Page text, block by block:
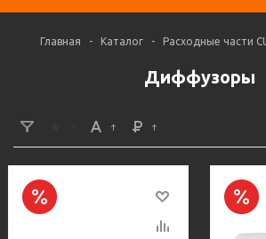
Главная - Каталог - Расходные части
Диффузоры